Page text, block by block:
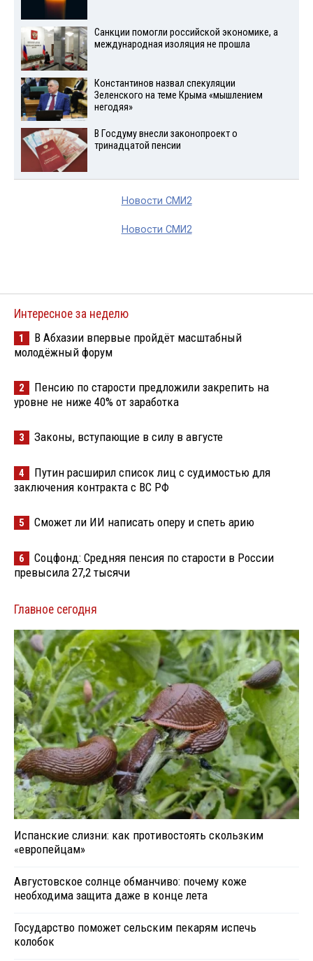
Санкции помогли российской экономике, а
международная изоляция не прошла
Константинов назвал спекуляции
Зеленского на теме Крыма «мышлением
негодяя»
В Госдуму внесли законопроект о
тринадцатой пенсии
Новости СМИ2
Новости СМИ2
Интересное за неделю
1
В Абхазии впервые пройдёт масштабный
молодёжный форум
2
Пенсию по старости предложили закрепить на
уровне не ниже 40% от заработка
3 Законы, вступающие в силу в августе
4
Путин расширил список лиц с судимостью для
заключения контракта с ВС РФ
5 Сможет ли ИИ написать оперу и спеть арию
6
Соцфонд: Средняя пенсия по старости в России
превысила 27,2 тысячи
Главное сегодня
Испанские слизни: как противостоять скользким
«европейцам»
Августовское солнце обманчиво: почему коже
необходима защита даже в конце лета
Государство поможет сельским пекарям испечь
колобок